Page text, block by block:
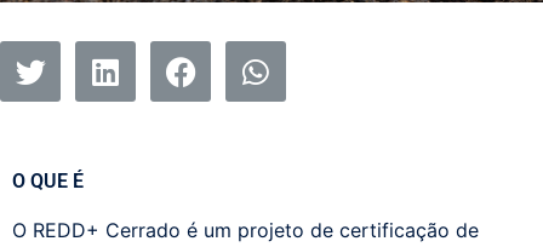
O QUE É
O REDD+ Cerrado é um projeto de certificação de